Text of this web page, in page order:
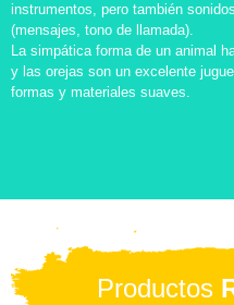
instrumentos, pero también
(mensajes, tono de llamada).
La simpática forma de un animal
y las orejas son un excelente
formas y materiales suaves.
Productos